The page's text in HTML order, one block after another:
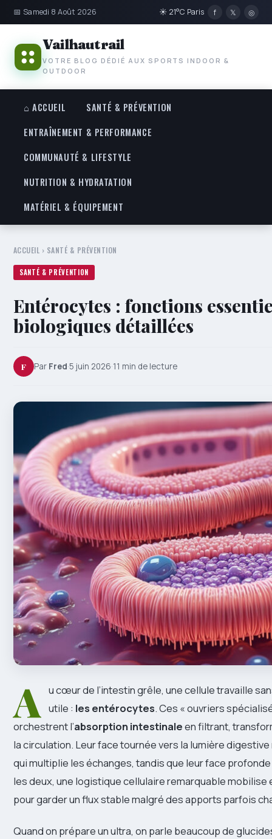
📅 Samedi 8 Août 2026 ☀ 21°C Paris f 𝕏 ◎
Vailhautrail
VOTRE BLOG DÉDIÉ AUX SPORTS INDOOR &
OUTDOOR
⌂ ACCUEIL
SANTÉ & PRÉVENTION
ENTRAÎNEMENT & PERFORMANCE
COMMUNAUTÉ & LIFESTYLE
NUTRITION & HYDRATATION
MATÉRIEL & ÉQUIPEMENT
ACCUEIL › SANTÉ & PRÉVENTION
SANTÉ & PRÉVENTION
Entérocytes : fonctions
biologiques détaillées
F Par Fred·5 juin 2026·11 min de lecture
A u cœur de l’intestin grêle, une cellule travaille
utile : les entérocytes. Ces « ouvriers
orchestrent l’absorption intestinaleen filtrant,
la circulation. Leur face tournée vers la lumière
qui multiplie les échanges, tandis que leur face
les deux, une logistique cellulaire remarquable
pour garder un flux stable malgré des apports parfois
Quand on prépare un ultra, on parle beaucoup de